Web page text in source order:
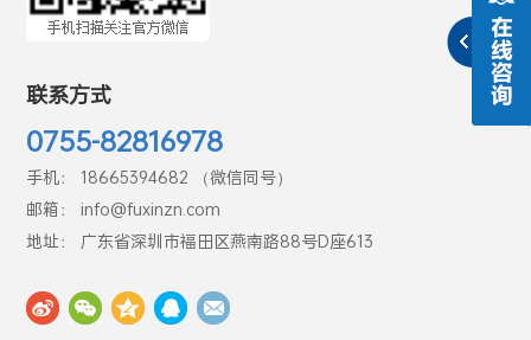
联系方式
0755-82816978
手机： 18665394682 （微信同号）
邮箱： info@fuxinzn.com
地址： 广东省深圳市福田区燕南路88号D座613